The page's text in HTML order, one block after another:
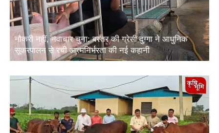
नौकरी नहीं, नवाचार चुना: बस्तर की ग्रेसी दुग्गा ने आधुनिक
सूकरपालन से रची आत्मनिर्भरता की नई कहानी